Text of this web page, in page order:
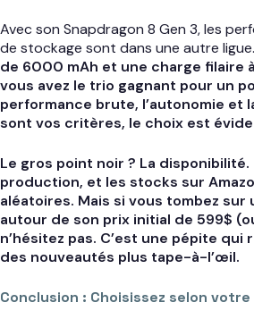
Avec son Snapdragon 8 Gen 3, les
de stockage sont dans une autre
de 6000 mAh et une charge filaire
vous avez le trio gagnant pour un
performance brute, l’autonomie et
sont vos critères, le choix est
Le gros point noir ? La disponibilité.
production, et les stocks sur
aléatoires. Mais si vous tombez sur
autour de son prix initial de 599$
n’hésitez pas. C’est une pépite
des nouveautés plus tape-à-l’œil.
Conclusion : Choisissez selon